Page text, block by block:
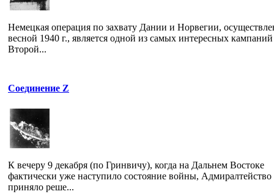
Немецкая операция по захвату Дании и Норвегии,
весной 1940 г., является одной из самых интересных кампаний
Второй...
Соединение Z
К вечеру 9 декабря (по Гринвичу), когда на Дальнем Востоке
фактически уже наступило состояние войны, Адмиралтейство
приняло реше...